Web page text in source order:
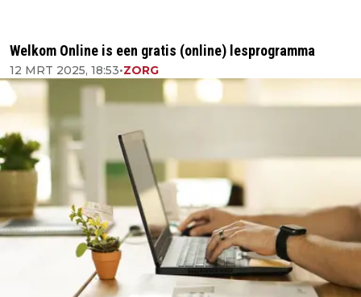
Welkom Online is een gratis (online) lesprogramma
12 MRT 2025, 18:53•ZORG